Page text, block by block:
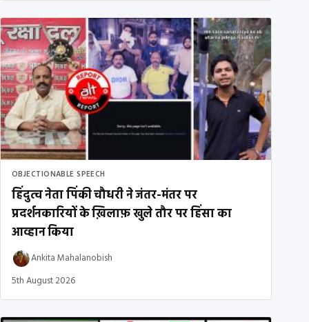
OBJECTIONABLE SPEECH
हिंदुत्व नेता पिंकी चौधरी ने जंतर-मंतर पर
प्रदर्शनकारियों के ख़िलाफ़ खुले तौर पर हिंसा का
आव्हान किया
Ankita Mahalanobish
5th August 2026